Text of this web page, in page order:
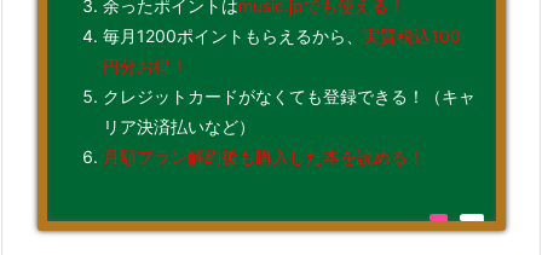
余ったポイントはmusic.jpでも使える！
毎月1200ポイントもらえるから、 実質税込100
円分お得！
クレジットカードがなくても登録できる！（キャ
リア決済払いなど）
月額プラン解約後も購入した本を読める！